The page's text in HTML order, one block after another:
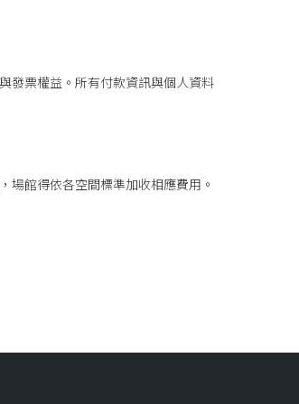
發票權益。所有付款資訊與個人資料
場館得依各空間標準加收相應費用。